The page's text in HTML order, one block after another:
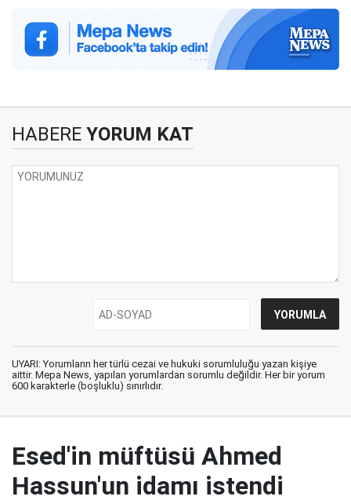
HABERE YORUM KAT
UYARI: Yorumların her türlü cezai ve hukuki sorumluluğu yazan kişiye
aittir. Mepa News, yapılan yorumlardan sorumlu değildir. Her bir yorum
600 karakterle (boşluklu) sınırlıdır.
Esed'in müftüsü Ahmed
Hassun'un idamı istendi